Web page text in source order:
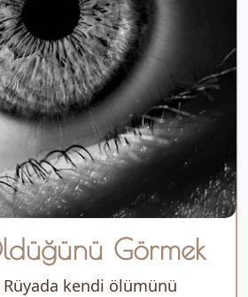
Görmek
kendi ölümünü